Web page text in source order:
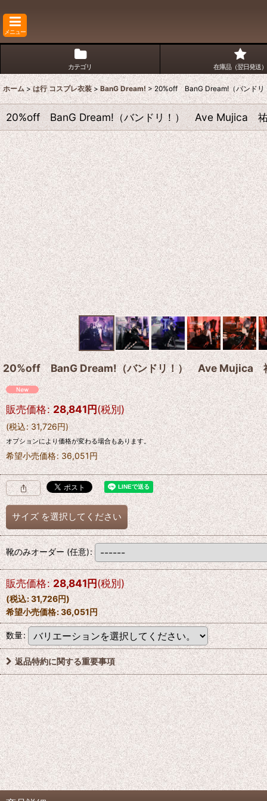
メニュー
カテゴリ 在庫品（翌日発送）
ホーム > は行 コスプレ衣装 > BanG Dream! > 20%off BanG Dream!（バンド
20%off BanG Dream!（バンドリ！） Ave Mujica
20%off BanG Dream!（バンドリ！） Ave Mujica
販売価格: 28,841円(税別)
(税込: 31,726円)
オプションにより価格が変わる場合もあります。
希望小売価格: 36,051円
サイズ を選択してください
靴のみオーダー(任意):
販売価格: 28,841円(税別)
(税込:31,726円)
希望小売価格:36,051円
数量:
返品特約に関する重要事項